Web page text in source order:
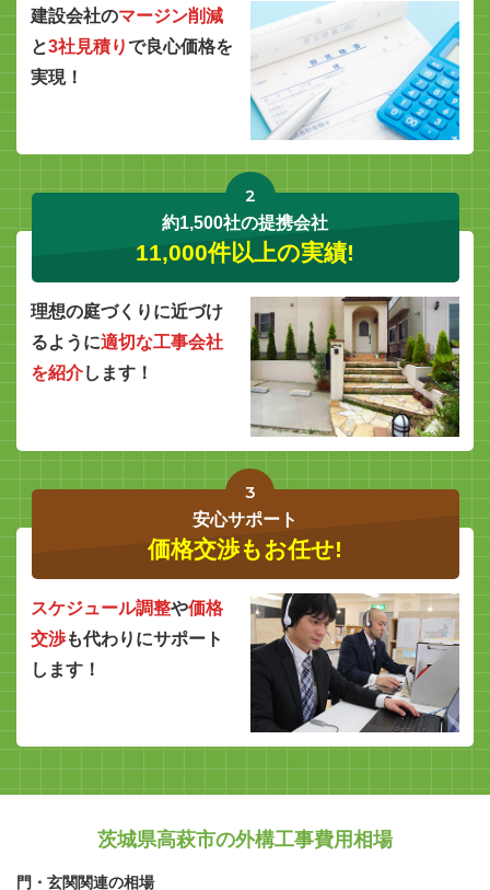
建設会社のマージン削減
と3社見積りで良心価格を
実現！
2
約1,500社の提携会社
11,000件以上の実績!
理想の庭づくりに近づけ
るように適切な工事会社
を紹介します！
3
安心サポート
価格交渉もお任せ!
スケジュール調整や価格
交渉も代わりにサポート
します！
茨城県高萩市の外構工事費用相場
門・玄関関連の相場